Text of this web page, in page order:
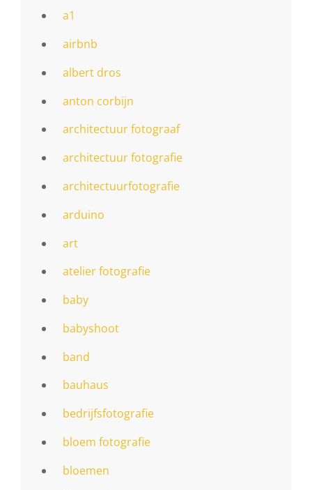
a1
airbnb
albert dros
anton corbijn
architectuur fotograaf
architectuur fotografie
architectuurfotografie
arduino
art
atelier fotografie
baby
babyshoot
band
bauhaus
bedrijfsfotografie
bloem fotografie
bloemen